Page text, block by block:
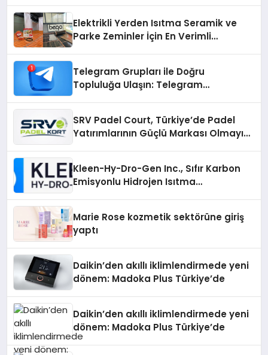
Elektrikli Yerden Isıtma Seramik ve
Parke Zeminler İçin En Verimli
Telegram Grupları ile Doğru
Topluluğa Ulaşın: Telegram
SRV Padel Court, Türkiye’de Padel
Yatırımlarının Güçlü Markası Olmayı
Kleen-Hy-Dro-Gen Inc., Sıfır Karbon
Emisyonlu Hidrojen Isıtma
Marie Rose kozmetik sektörüne giriş
yaptı
Daikin’den akıllı iklimlendirmede yeni
dönem: Madoka Plus Türkiye’de
Daikin’den akıllı iklimlendirmede yeni
dönem: Madoka Plus Türkiye’de